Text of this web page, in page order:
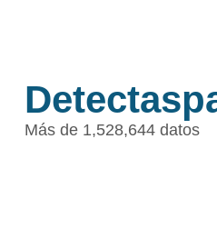
Más de 1,528,644 datos